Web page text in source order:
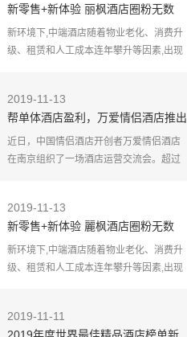
新零售+新体验 丽枫酒店圈粉无数
新环境下,中端酒店随着物业老化、消费升
级、租赁和人工成本连年攀升等因素,出现
品牌力,通过提
2019-11-13
帮单体酒店盈利，万爱情侣酒店推出
“1年起签”
近日，中国情侣酒店开创者万爱情侣酒店
在南京组织了一场酒店运营交流会。超过
酒店运营方面的经
2019-11-13
新零售+新体验 麗枫酒店圈粉无数
新环境下,中端酒店随着物业老化、消费升
级、租赁和人工成本连年攀升等因素,出现
品牌力,通过提
2019-11-11
2019年度世界最佳精品酒店榜单新